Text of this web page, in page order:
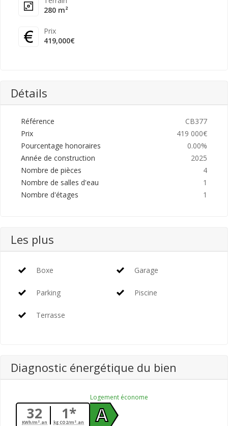
280 m²
Prix
419,000€
Détails
Référence
CB377
Prix
419 000€
Pourcentage honoraires
0.00%
Année de construction
2025
Nombre de pièces
4
Nombre de salles d'eau
1
Nombre d'étages
1
Les plus
Boxe Garage
Parking Piscine
Terrasse
Diagnostic énergétique du bien
32
KWh/m².an 1*
kg CO2/m².an
Logement économe
A